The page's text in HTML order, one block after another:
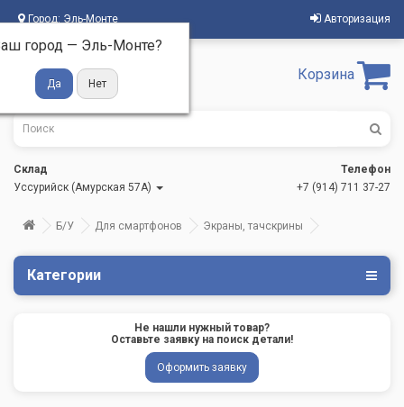
Город: Эль-Монте
город — Эль-Монте?
Авторизация
Корзина
Склад
Уссурийск (Амурская 57А)
Телефон
+7 (914) 711 37-27
Б/У Для смартфонов Экраны, тачскрины
Категории
Не нашли нужный товар?
Оставьте заявку на поиск детали!
Оформить заявку